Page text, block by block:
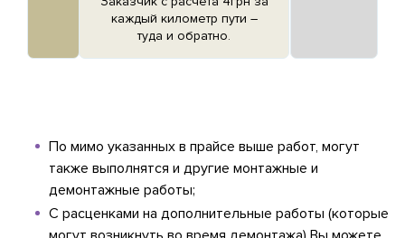
каждый километр пути –
туда и обратно.
По мимо указанных в прайсе выше работ, могут
также выполнятся и другие монтажные и
демонтажные работы;
С расценками на дополнительные работы (которые